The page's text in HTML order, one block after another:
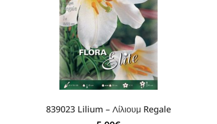
839023 Lilium – Λίλιουμ Regale